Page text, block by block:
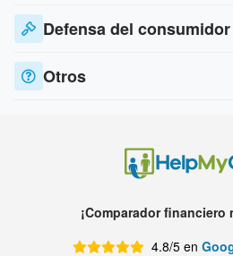
Defensa del consumidor
Otros
¡Comparador financiero
4.8/5 en